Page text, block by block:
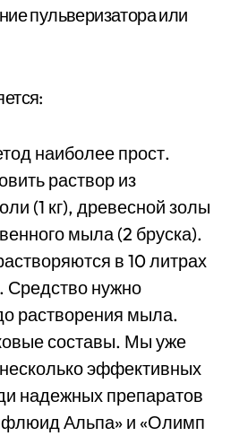
пульверизатора или
наиболее прост.
раствор из
(1 кг), древесной золы
мыла (2 бруска).
в 10 литрах
Средство нужно
растворения мыла.
составы. Мы уже
эффективных
надежных препаратов
Альпа» и «Олимп